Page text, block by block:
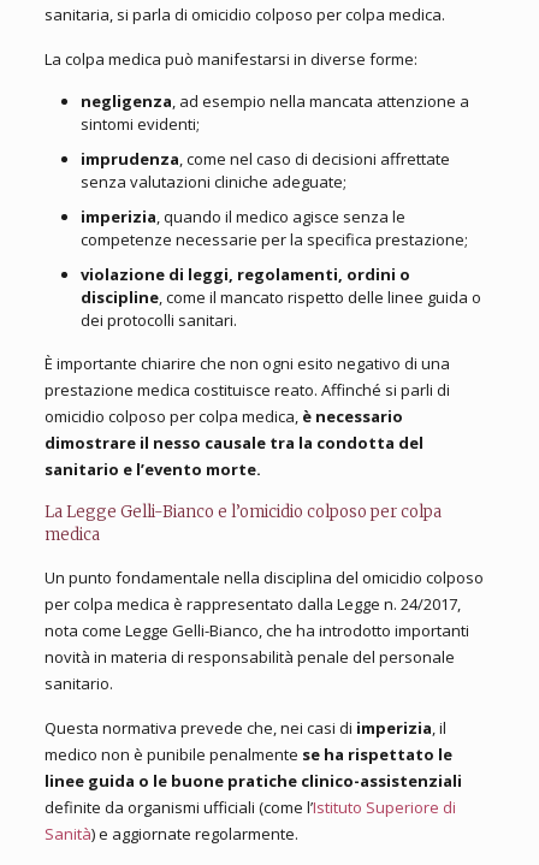
sanitaria, si parla di omicidio colposo per colpa medica.
La colpa medica può manifestarsi in diverse forme:
negligenza, ad esempio nella mancata attenzione a
sintomi evidenti;
imprudenza, come nel caso di decisioni affrettate
senza valutazioni cliniche adeguate;
imperizia, quando il medico agisce senza le
competenze necessarie per la specifica prestazione;
violazione di leggi, regolamenti, ordini o
discipline, come il mancato rispetto delle linee guida o
dei protocolli sanitari.
È importante chiarire che non ogni esito negativo di una
prestazione medica costituisce reato. Affinché si parli di
omicidio colposo per colpa medica, è necessario
dimostrare il nesso causale tra la condotta del
sanitario e l’evento morte.
La Legge Gelli-Bianco e l’omicidio colposo per colpa
medica
Un punto fondamentale nella disciplina del omicidio colposo
per colpa medica è rappresentato dalla Legge n. 24/2017,
nota come Legge Gelli-Bianco, che ha introdotto importanti
novità in materia di responsabilità penale del personale
sanitario.
Questa normativa prevede che, nei casi di imperizia, il
medico non è punibile penalmente se ha rispettato le
linee guida o le buone pratiche clinico-assistenziali
definite da organismi ufficiali (come l’Istituto Superiore di
Sanità) e aggiornate regolarmente.